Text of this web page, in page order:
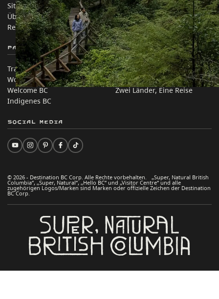
Sitemap
Über uns
Rechtliches & Richtlinien
Medien
Unternehmen
简体中文 – China
Partnerseiten
Trade & Invest BC
Work BC
Welcome BC
Indigenes BC
Auf dieser Website
Reisevorschläge
Praktische Tipps
Zwei Länder, Eine Reise
© 2026 - Destination BC Corp. Alle Rechte vorbehalten. „Super, Natural British
Columbia“, „Super, Natural“, „Hello BC“ und „Visitor Centre“ und alle
zugehörigen Logos/Marken sind Marken oder offizielle Zeichen der Destination
BC Corp.
Social Media